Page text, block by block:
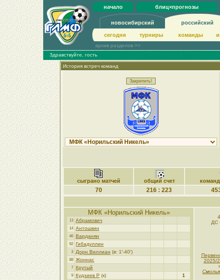
начало блиц×прогнозы
новосибирский российский
сегодня турниры команды
архив разделов >>
Здравствуйте, гость
История встреч команд
сыграно матчей общий счет
70 216 : 223
МФК «Норильский Никель»
13 Абрамович
14 Антошкин
46 Варданян
92 Гибадуллин
3 Дорн Виллиан (в: 1′-40′)
88 Жоннас
7 Крутый
9 Кудзиев Р (к) 1
ДС
2025/